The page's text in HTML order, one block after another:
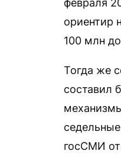
февраля
ориентир
100 млн
Тогда же
составил
госСМИ